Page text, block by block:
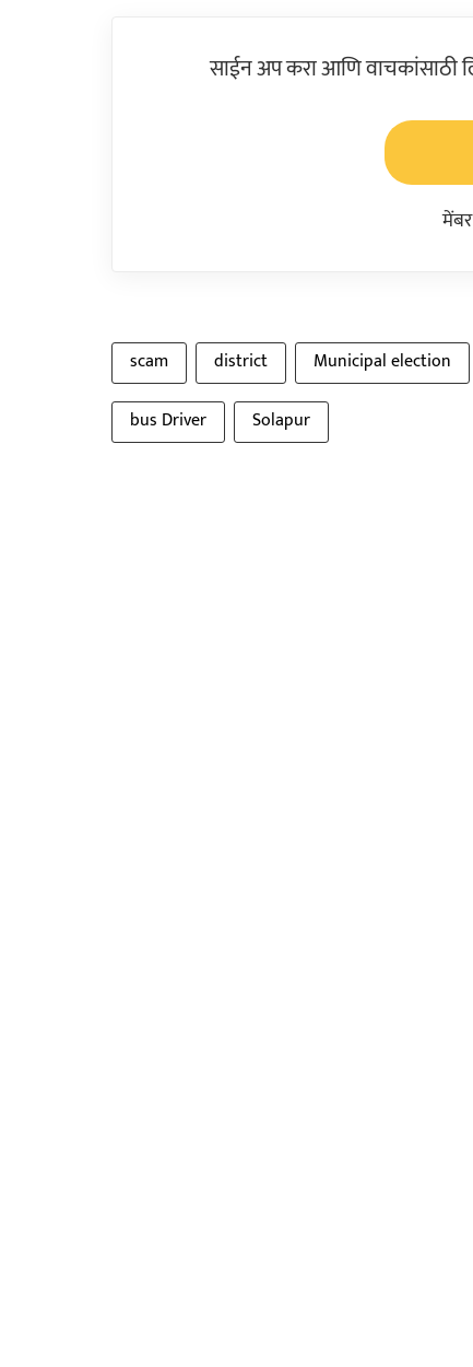
साईन अप करा आणि वाचकांसाठी
scam district Municipal election
bus Driver
Solapur